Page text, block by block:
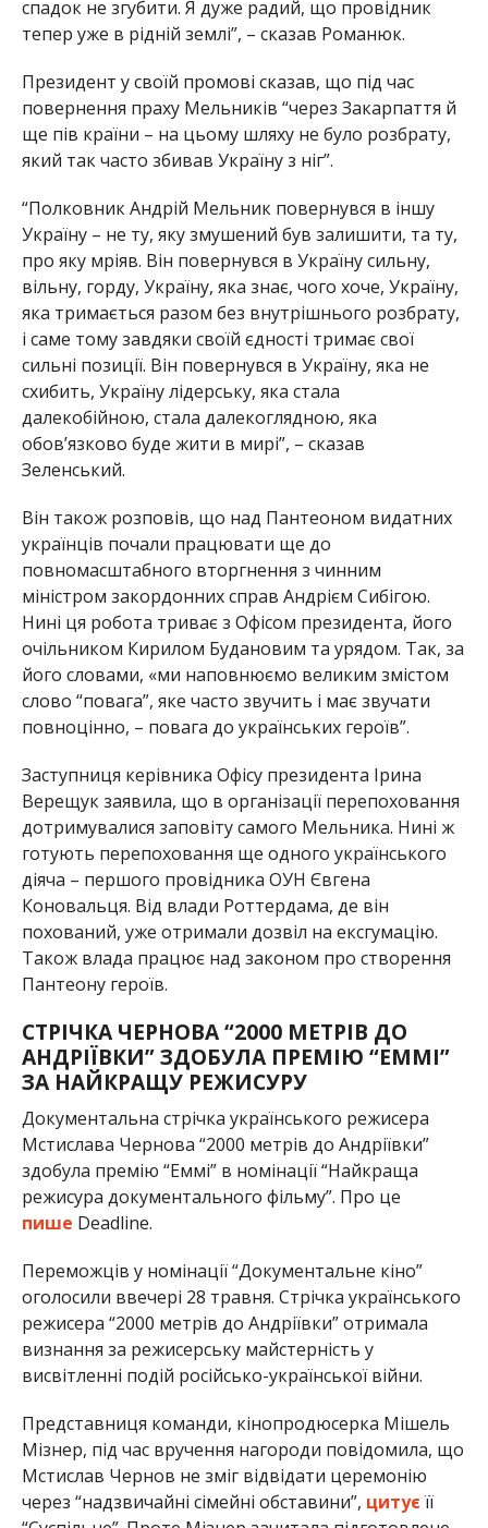
спадок не згубити. Я дуже радий, що провідник
тепер уже в рідній землі”, – сказав Романюк.
Президент у своїй промові сказав, що під час
повернення праху Мельників “через Закарпаття й
ще пів країни – на цьому шляху не було розбрату,
який так часто збивав Україну з ніг”.
“Полковник Андрій Мельник повернувся в іншу
Україну – не ту, яку змушений був залишити, та ту,
про яку мріяв. Він повернувся в Україну сильну,
вільну, горду, Україну, яка знає, чого хоче, Україну,
яка тримається разом без внутрішнього розбрату,
і саме тому завдяки своїй єдності тримає свої
сильні позиції. Він повернувся в Україну, яка не
схибить, Україну лідерську, яка стала
далекобійною, стала далекоглядною, яка
обов’язково буде жити в мирі”, – сказав
Зеленський.
Він також розповів, що над Пантеоном видатних
українців почали працювати ще до
повномасштабного вторгнення з чинним
міністром закордонних справ Андрієм Сибігою.
Нині ця робота триває з Офісом президента, його
очільником Кирилом Будановим та урядом. Так, за
його словами, «ми наповнюємо великим змістом
слово “повага”, яке часто звучить і має звучати
повноцінно, – повага до українських героїв”.
Заступниця керівника Офісу президента Ірина
Верещук заявила, що в організації перепоховання
дотримувалися заповіту самого Мельника. Нині ж
готують перепоховання ще одного українського
діяча – першого провідника ОУН Євгена
Коновальця. Від влади Роттердама, де він
похований, уже отримали дозвіл на ексгумацію.
Також влада працює над законом про створення
Пантеону героїв.
СТРІЧКА ЧЕРНОВА “2000 МЕТРІВ ДО
АНДРІЇВКИ” ЗДОБУЛА ПРЕМІЮ “ЕММІ”
ЗА НАЙКРАЩУ РЕЖИСУРУ
Документальна стрічка українського режисера
Мстислава Чернова “2000 метрів до Андріївки”
здобула премію “Еммі” в номінації “Найкраща
режисура документального фільму”. Про це
пише Deadline.
Переможців у номінації “Документальне кіно”
оголосили ввечері 28 травня. Стрічка українського
режисера “2000 метрів до Андріївки” отримала
визнання за режисерську майстерність у
висвітленні подій російсько-української війни.
Представниця команди, кінопродюсерка Мішель
Мізнер, під час вручення нагороди повідомила, що
Мстислав Чернов не зміг відвідати церемонію
через “надзвичайні сімейні обставини”, цитуєїї